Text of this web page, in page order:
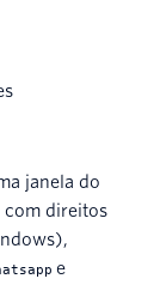
janela do
com direitos
e